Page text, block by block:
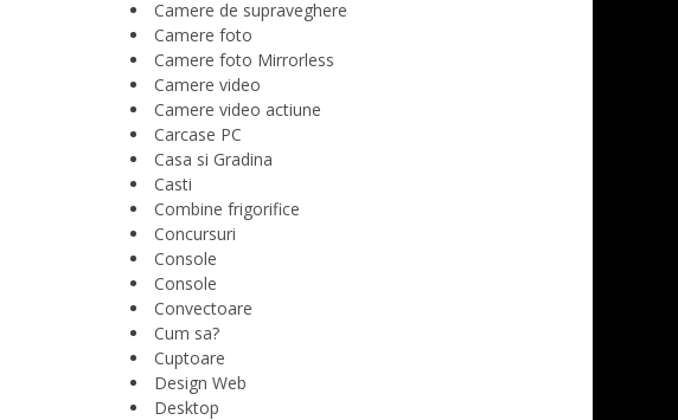
Camere de supraveghere
Camere foto
Camere foto Mirrorless
Camere video
Camere video actiune
Carcase PC
Casa si Gradina
Casti
Combine frigorifice
Concursuri
Console
Console
Convectoare
Cum sa?
Cuptoare
Design Web
Desktop